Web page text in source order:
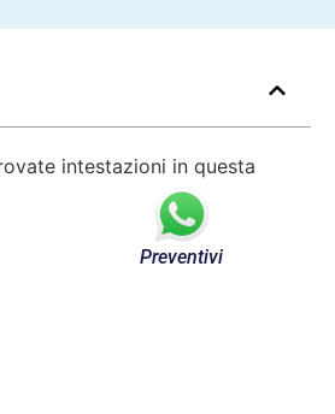
intestazioni in questa
Preventivi